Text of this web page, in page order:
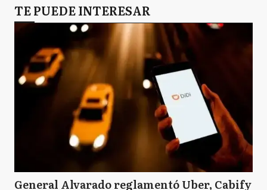
TE PUEDE INTERESAR
General Alvarado reglamentó Uber, Cabify